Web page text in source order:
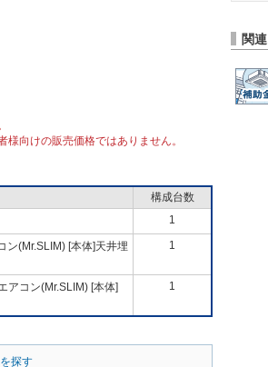
向けの販売価格ではありません。
構成台数
1
ン(Mr.SLIM) [本体]天井埋
1
アコン(Mr.SLIM) [本体]
1
探す
関